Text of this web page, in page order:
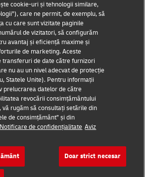
© - all rights reserved
cookie-uri și tehnologii similare,
care ne permit, de exemplu, să
cu care sunt vizitate paginile
de vizitatori, să configurăm
avantaj și eficiență maxime și
de marketing. Aceste
transferuri de date către furnizori
nu au un nivel adecvat de protecție
Statele Unite). Pentru informații
prelucrarea datelor de către
revocării consimțământului
vă rugăm să consultați setările din
de consimțământ” și din
Notificare de confidențialitate Aviz
Doar strict necesar